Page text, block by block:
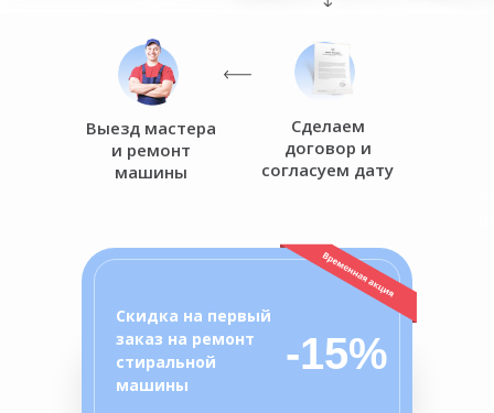
Скидка на первый
заказ на ремонт
стиральной
машины
-15%
Выезд мастера
и ремонт
машины
Сделаем
договор и
согласуем дату